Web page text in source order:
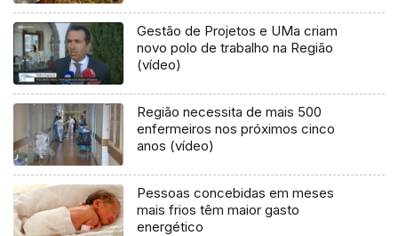
Gestão de Projetos e UMa criam
novo polo de trabalho na Região
(vídeo)
Região necessita de mais 500
enfermeiros nos próximos cinco
anos (vídeo)
Pessoas concebidas em meses
mais frios têm maior gasto
energético